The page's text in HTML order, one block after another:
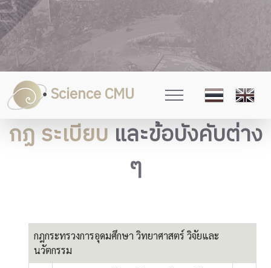
Science CMU
กฏ ระเบียบและข้อบังคับต่าง
ๆ
กฎกระทรวงการอุดมศึกษา วิทยาศาสตร์ วิจัยและ
นวัตกรรม